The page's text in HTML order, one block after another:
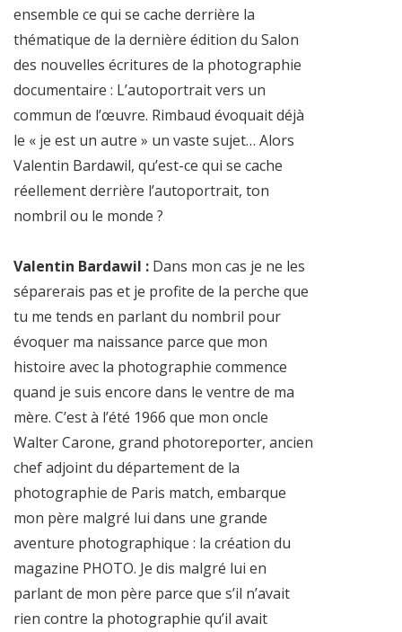
ensemble ce qui se cache derrière la
thématique de la dernière édition du Salon
des nouvelles écritures de la photographie
documentaire : L’autoportrait vers un
commun de l’œuvre. Rimbaud évoquait déjà
le « je est un autre » un vaste sujet… Alors
Valentin Bardawil, qu’est-ce qui se cache
réellement derrière l’autoportrait, ton
nombril ou le monde ?
Valentin Bardawil : Dans mon cas je ne les
séparerais pas et je profite de la perche que
tu me tends en parlant du nombril pour
évoquer ma naissance parce que mon
histoire avec la photographie commence
quand je suis encore dans le ventre de ma
mère. C’est à l’été 1966 que mon oncle
Walter Carone, grand photoreporter, ancien
chef adjoint du département de la
photographie de Paris match, embarque
mon père malgré lui dans une grande
aventure photographique : la création du
magazine PHOTO. Je dis malgré lui en
parlant de mon père parce que s’il n’avait
rien contre la photographie qu’il avait